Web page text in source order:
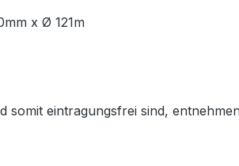
x Ø 121m
eintragungsfrei sind,